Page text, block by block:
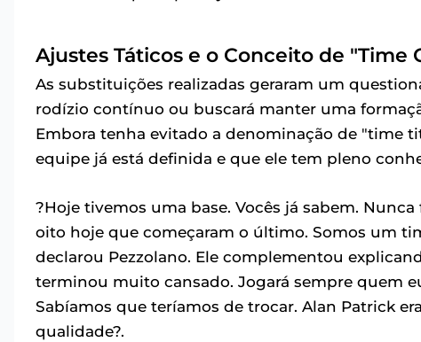
Ajustes Táticos e o Conceito de "Time
As substituições realizadas geraram um
rodízio contínuo ou buscará manter uma
Embora tenha evitado a denominação de "time
equipe já está definida e que ele tem pleno
?Hoje tivemos uma base. Vocês já sabem.
oito hoje que começaram o último. Somos um
declarou Pezzolano. Ele complementou
terminou muito cansado. Jogará sempre quem
Sabíamos que teríamos de trocar. Alan Patrick
qualidade?.